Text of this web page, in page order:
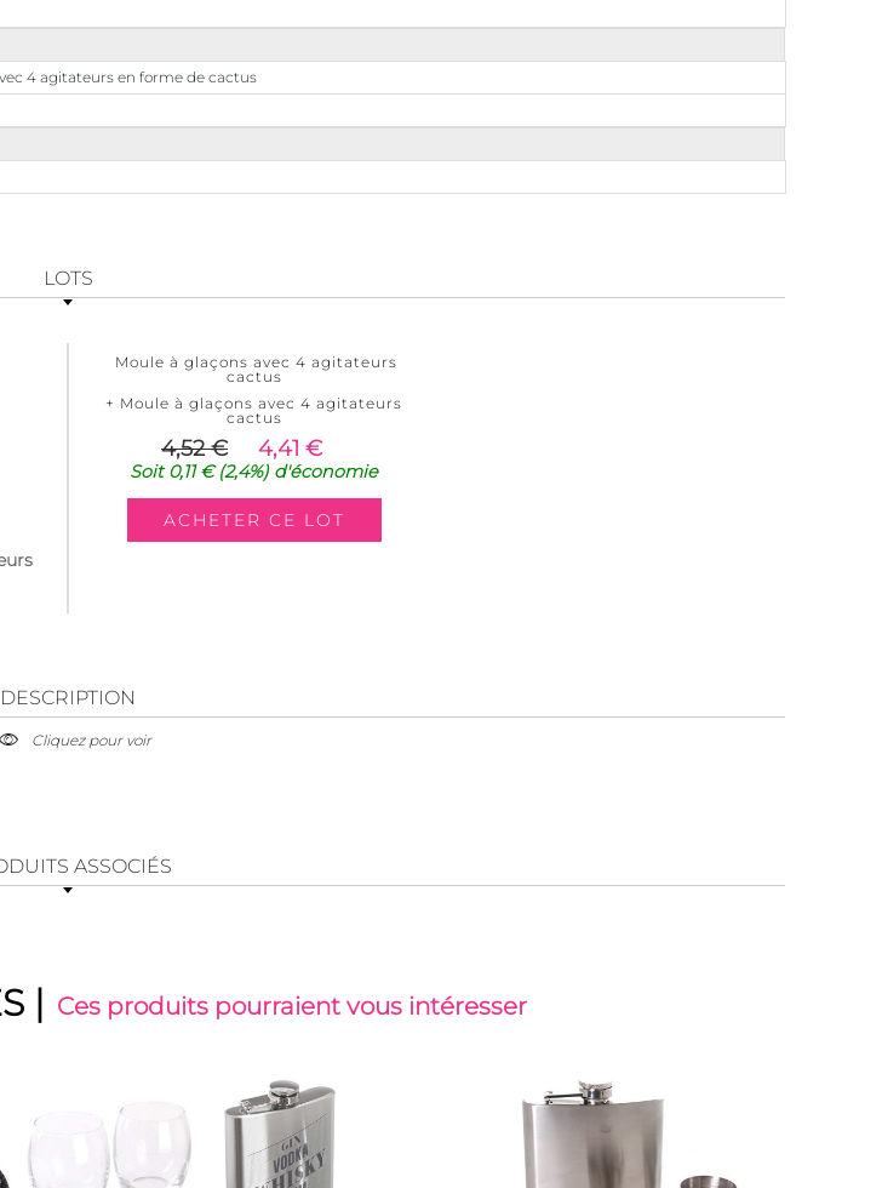
4 agitateurs en forme de cactus
LOTS
Moule à glaçons avec 4 agitateurs
cactus
+ Moule à glaçons avec 4 agitateurs
cactus
4,52 € 4,41 €
Soit0,11 €(2,4%) d'économie
DESCRIPTION
Cliquez pour voir
ASSOCIÉS
| Ces produits pourraient vous intéresser